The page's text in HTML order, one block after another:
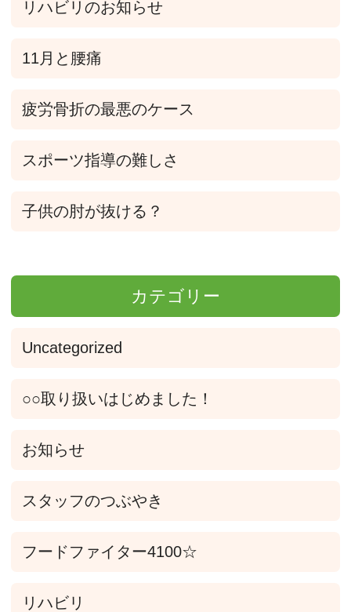
リハビリのお知らせ
11月と腰痛
疲労骨折の最悪のケース
スポーツ指導の難しさ
子供の肘が抜ける？
カテゴリー
Uncategorized
○○取り扱いはじめました！
お知らせ
スタッフのつぶやき
フードファイター4100☆
リハビリ